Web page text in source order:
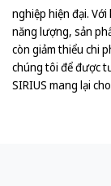
nghiệp hiện đại.
năng lượng, sản
còn giảm thiểu chi
chúng tôi để được
SIRIUS mang lại